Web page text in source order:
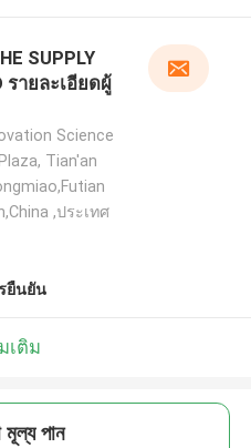
SUPPLY
รายละเอียดผู้
Science
Tian'an
,ประเทศ
ยืนยัน
เติม
মূল্য পান